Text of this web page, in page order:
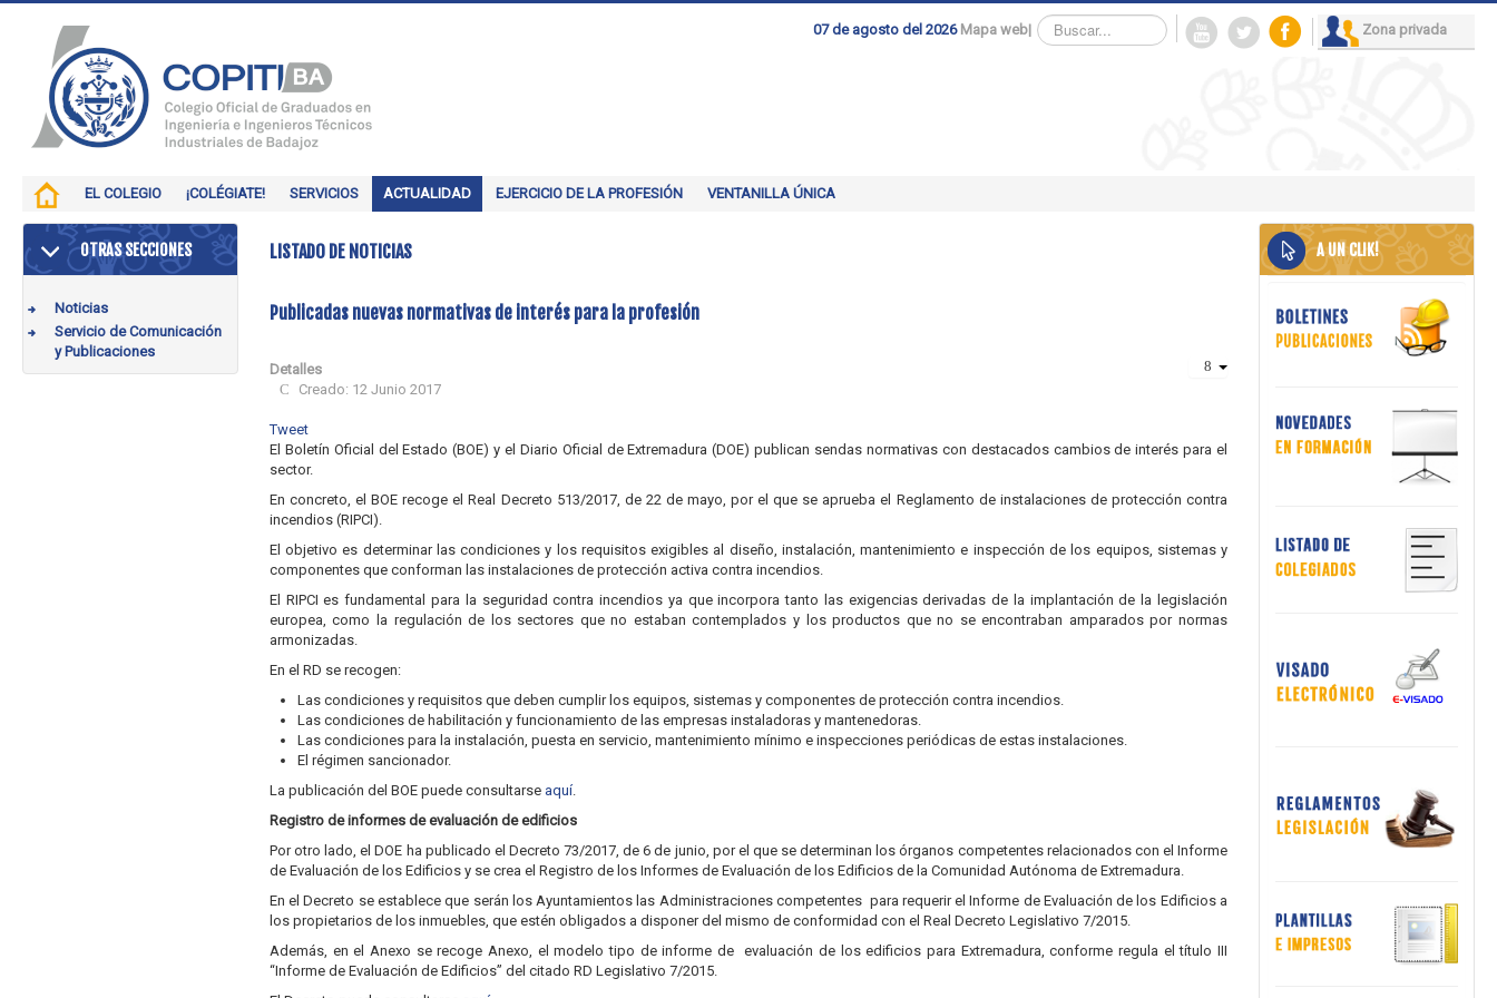
07 de agosto del 2026 Mapa web| Buscar... Zona privada
EL COLEGIO ¡COLÉGIATE! SERVICIOS ACTUALIDAD EJERCICIO DE LA PROFESIÓN VENTANILLA ÚNICA
OTRAS SECCIONES
Noticias
Servicio de Comunicación
y Publicaciones
LISTADO DE NOTICIAS
Publicadas nuevas normativas de interés para la profesión
Detalles
Creado: 12 Junio 2017
Tweet
El Boletín Oficial del Estado (BOE) y el Diario Oficial de Extremadura (DOE) publican sendas normativas con destacados cambios de interés para el
sector.
En concreto, el BOE recoge el Real Decreto 513/2017, de 22 de mayo, por el que se aprueba el Reglamento de instalaciones de protección contra
incendios (RIPCI).
El objetivo es determinar las condiciones y los requisitos exigibles al diseño, instalación, mantenimiento e inspección de los equipos, sistemas y
componentes que conforman las instalaciones de protección activa contra incendios.
El RIPCI es fundamental para la seguridad contra incendios ya que incorpora tanto las exigencias derivadas de la implantación de la legislación
europea, como la regulación de los sectores que no estaban contemplados y los productos que no se encontraban amparados por normas
armonizadas.
En el RD se recogen:
Las condiciones y requisitos que deben cumplir los equipos, sistemas y componentes de protección contra incendios.
Las condiciones de habilitación y funcionamiento de las empresas instaladoras y mantenedoras.
Las condiciones para la instalación, puesta en servicio, mantenimiento mínimo e inspecciones periódicas de estas instalaciones.
El régimen sancionador.
La publicación del BOE puede consultarse aquí.
Registro de informes de evaluación de edificios
Por otro lado, el DOE ha publicado el Decreto 73/2017, de 6 de junio, por el que se determinan los órganos competentes relacionados con el Informe
de Evaluación de los Edificios y se crea el Registro de los Informes de Evaluación de los Edificios de la Comunidad Autónoma de Extremadura.
En el Decreto se establece que serán los Ayuntamientos las Administraciones competentes para requerir el Informe de Evaluación de los Edificios a
los propietarios de los inmuebles, que estén obligados a disponer del mismo de conformidad con el Real Decreto Legislativo 7/2015.
Además, en el Anexo se recoge Anexo, el modelo tipo de informe de evaluación de los edificios para Extremadura, conforme regula el título III
“Informe de Evaluación de Edificios” del citado RD Legislativo 7/2015.
A UN CLIK!